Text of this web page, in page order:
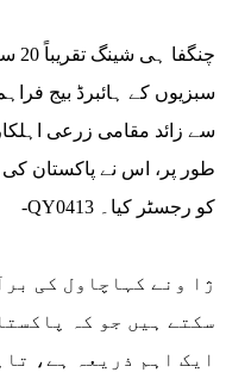
سے زائد مقامی زرعی
طور پر، اس نے پاکستان
-QY0413 کو رجسٹر کیا۔
سکتے ہیں جو کہ
ایک اہم ذریعہ ہے،